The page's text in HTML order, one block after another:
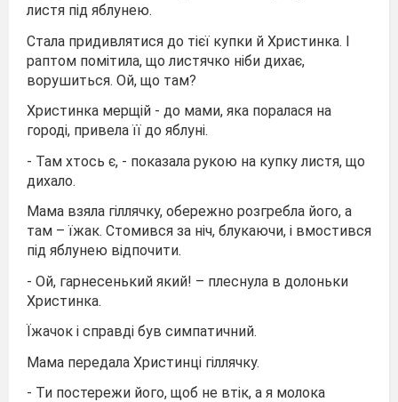
листя під яблунею.
Стала придивлятися до тієї купки й Христинка. І
раптом помітила, що листячко ніби дихає,
ворушиться. Ой, що там?
Христинка мерщій - до мами, яка поралася на
городі, привела її до яблуні.
- Там хтось є, - показала рукою на купку листя, що
дихало.
Мама взяла гіллячку, обережно розгребла його, а
там – їжак. Стомився за ніч, блукаючи, і вмостився
під яблунею відпочити.
- Ой, гарнесенький який! – плеснула в долоньки
Христинка.
Їжачок і справді був симпатичний.
Мама передала Христинці гіллячку.
- Ти постережи його, щоб не втік, а я молока